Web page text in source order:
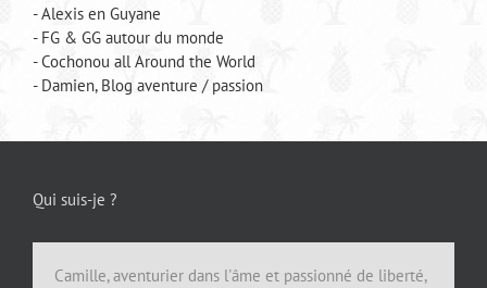
- Alexis en Guyane
- FG & GG autour du monde
- Cochonou all Around the World
- Damien, Blog aventure / passion
Qui suis-je ?
Camille, aventurier dans l'âme et passionné de liberté,